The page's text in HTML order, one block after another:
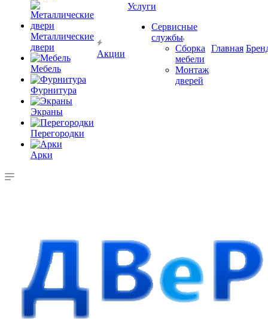
Металлические
двери
Мебель
Фурнитура
Экраны
Перегородки
Арки
Акции
Услуги
Сервисные
службы
Сборка
мебели
Монтаж
дверей
Главная